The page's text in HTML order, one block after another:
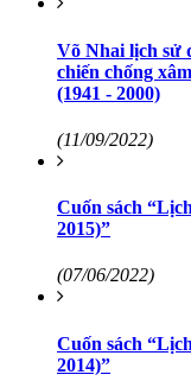
Võ Nhai lịch sử
chiến chống
(1941 - 2000)
(11/09/2022)
Cuốn sách
2015)”
(07/06/2022)
Cuốn sách
2014)”